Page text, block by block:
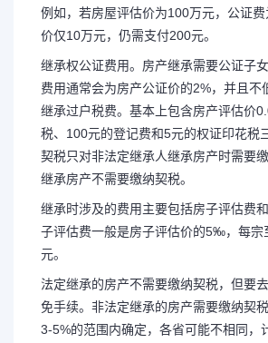
例如，若房屋评估价为100万元，公证
价仅10万元，仍需支付200元。
继承权公证费用。房产继承需要公证子
费用通常会为房产公证价的2%，并且不
继承过户税费。基本上包含房产评估价
税、100元的登记费和5元的权证印花税
契税只对非法定继承人继承房产时需要
继承房产不需要缴纳契税。
继承时涉及的费用主要包括房子评估费
子评估费一般是房子评估价的5‰，每宗
元。
法定继承的房产不需要缴纳契税，但要
免手续。非法定继承的房产需要缴纳契
3-5%的范围内确定，各省可能不相同，